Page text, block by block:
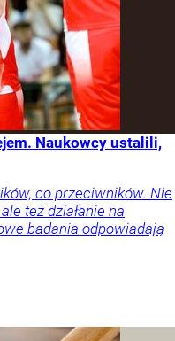
Naukowcy ustalili,
co przeciwników. Nie
też działanie na
badania odpowiadają